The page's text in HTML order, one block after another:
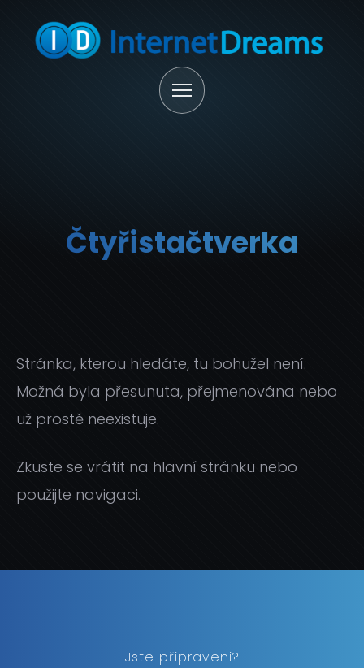
Čtyřistačtverka
Stránka, kterou hledáte, tu bohužel není.
Možná byla přesunuta, přejmenována nebo
už prostě neexistuje.
Zkuste se vrátit na hlavní stránku nebo
použijte navigaci.
Jste připraveni?